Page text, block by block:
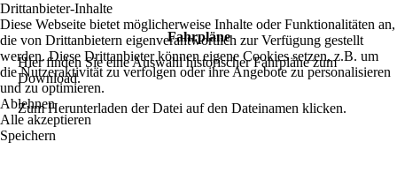
Fahrpläne
Hier finden Sie eine Auswahl historischer Fahrpläne zum
Download.
Zum Herunterladen der Datei auf den Dateinamen klicken.
Drittanbieter-Inhalte
Diese Webseite bietet möglicherweise Inhalte oder Funktionalitäten an,
die von Drittanbietern eigenverantwortlich zur Verfügung gestellt
werden. Diese Drittanbieter können eigene Cookies setzen, z.B. um
die Nutzeraktivität zu verfolgen oder ihre Angebote zu personalisieren
und zu optimieren.
Ablehnen
Alle akzeptieren
Speichern